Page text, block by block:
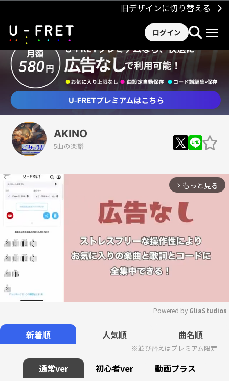
旧デザインに切り替える
ログイン
AKINO
5曲の楽譜
arrow_forward_ios もっと見る
Mute
Powered by GliaStudios
新着順 人気順 曲名順
※並び替えはプレミアム限定
通常ver 初心者ver 動画プラス